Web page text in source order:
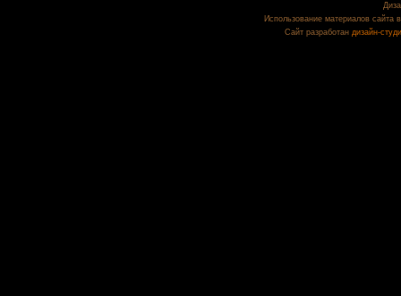
Использование материалов сайта
Сайт разработан дизайн-